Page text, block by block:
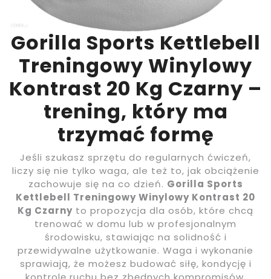
Gorilla Sports Kettlebell
Treningowy Winylowy
Kontrast 20 Kg Czarny –
trening, który ma
trzymać formę
Jeśli szukasz sprzętu do regularnych ćwiczeń,
liczy się nie tylko waga, ale też to, jak obciążenie
zachowuje się na co dzień. Gorilla Sports
Kettlebell Treningowy Winylowy Kontrast 20
Kg Czarny to propozycja dla osób, które chcą
trenować w domu lub w profesjonalnym
środowisku, stawiając na solidność i
przewidywalne użytkowanie. Waga i wykonanie
sprawiają, że możesz budować siłę, kondycję i